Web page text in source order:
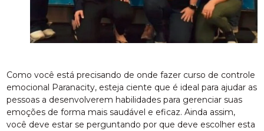
Como você está precisando de onde fazer curso de controle
emocional Paranacity, esteja ciente que é ideal para ajudar as
pessoas a desenvolverem habilidades para gerenciar suas
emoções de forma mais saudável e eficaz. Ainda assim,
você deve estar se perguntando por que deve escolher esta